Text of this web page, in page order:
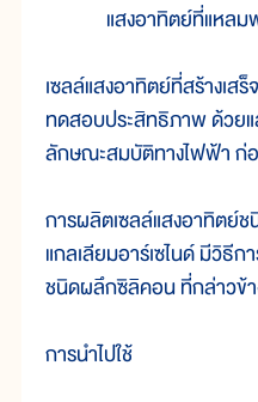
แสงอาทิตย์ที่แหล
เซลล์แสงอาทิตย์ที่สร้างเส
ทดสอบประสิทธิภาพ ด้วยแ
ลักษณะสมบัติทางไฟฟ้า ก่อ
การผลิตเซลล์แสงอาทิตย์
แกลเลียมอาร์เซไนด์ มีวิธี
ชนิดผลึกซิลิคอน ที่กล่าวข้
การนำไปใช้